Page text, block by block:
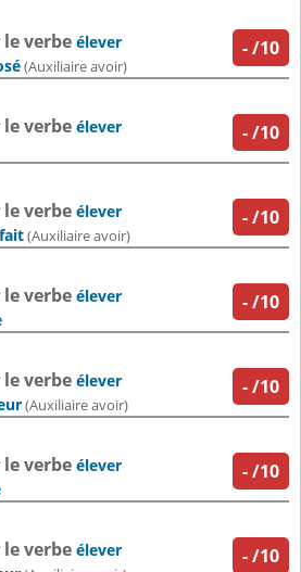
-/10
le verbe élever
(Auxiliaire avoir)
-/10
le verbe élever
-/10
le verbe élever
(Auxiliaire avoir)
-/10
le verbe élever
-/10
le verbe élever
(Auxiliaire avoir)
-/10
le verbe élever
-/10
le verbe élever